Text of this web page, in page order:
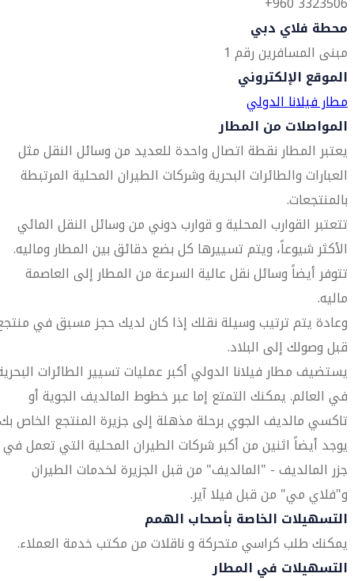
محطة فلاي دبي
مبنى المسافرين رقم 1
الموقع الإلكتروني
مطار فيلانا الدولي
المواصلات من المطار
يعتبر المطار نقطة اتصال واحدة للعديد من وسائل النقل مثل
العبارات والطائرات البحرية وشركات الطيران المحلية المرتبطة
بالمنتجعات.
تتعتبر القوارب المحلية و قوارب دوني من وسائل النقل المائي
الأكثر شيوعاً، ويتم تسييرها كل بضع دقائق بين المطار وماليه.
تتوفر أيضاً وسائل نقل عالية السرعة من المطار إلى العاصمة
ماليه.
وعادة يتم ترتيب وسيلة نقلك إذا كان لديك حجز مسبق في
قبل وصولك إلى البلاد.
يستضيف مطار فيلانا الدولي أكبر عمليات تسيير الطائرات
في العالم. يمكنك التمتع إما عبر خطوط المالديف الجوية أو
تاكسي مالديف الجوي برحلة مذهلة إلى جزيرة المنتجع الخاص
يوجد أيضاً اثنين من أكبر شركات الطيران المحلية التي تعمل في
جزر المالديف - "المالديف" من قبل الجزيرة لخدمات الطيران
و"فلاي مي" من قبل فيلا آير.
التسهيلات الخاصة بأصحاب الهمم
يمكنك طلب كراسي متحركة و ناقلات من مكتب خدمة العملاء.
التسهيلات في المطار